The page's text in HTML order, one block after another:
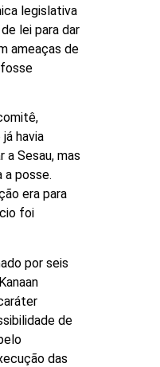
legislativa
lei para dar
ameaças de
havia
a Sesau, mas
a posse.
era para
foi
por seis
de
das